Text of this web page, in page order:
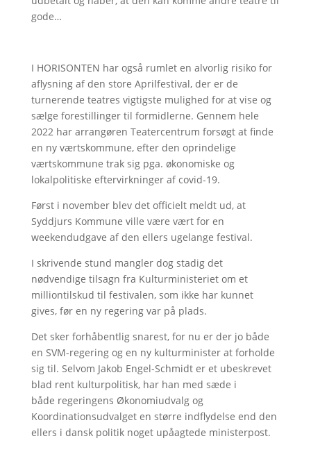
gode…
I HORISONTEN har også rumlet en alvorlig risiko for
aflysning af den store Aprilfestival, der er de
turnerende teatres vigtigste mulighed for at vise og
sælge forestillinger til formidlerne. Gennem hele
2022 har arrangøren Teatercentrum forsøgt at finde
en ny værtskommune, efter den oprindelige
værtskommune trak sig pga. økonomiske og
lokalpolitiske eftervirkninger af covid-19.
Først i november blev det officielt meldt ud, at
Syddjurs Kommune ville være vært for en
weekendudgave af den ellers ugelange festival.
I skrivende stund mangler dog stadig det
nødvendige tilsagn fra Kulturministeriet om et
milliontilskud til festivalen, som ikke har kunnet
gives, før en ny regering var på plads.
Det sker forhåbentlig snarest, for nu er der jo både
en SVM-regering og en ny kulturminister at forholde
sig til. Selvom Jakob Engel-Schmidt er et ubeskrevet
blad rent kulturpolitisk, har han med sæde i
både regeringens Økonomiudvalg og
Koordinationsudvalget en større indflydelse end den
ellers i dansk politik noget upåagtede ministerpost.